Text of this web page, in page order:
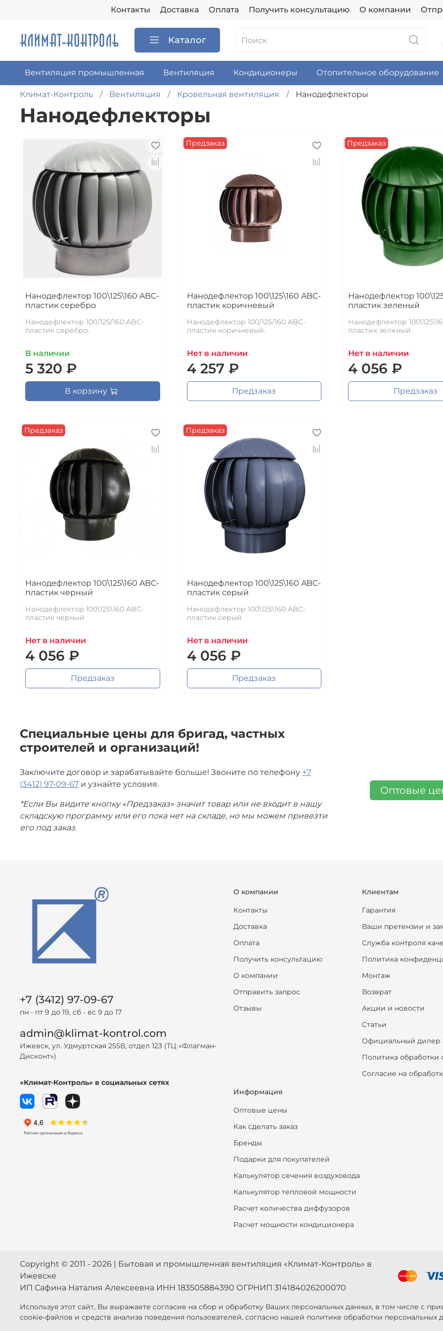
Контакты Доставка Оплата Получить консультацию О компании
Каталог
Вентиляция промышленная Вентиляция Кондиционеры Отопительное оборудование
Климат-Контроль Вентиляция Кровельная вентиляция Нанодефлекторы
Нанодефлекторы
Нанодефлектор 100\125\160 ABC-
пластик серебро
Нанодефлектор 100/125/160 ABC-
пластик серебро.
В наличии
5 320 ₽
В корзину
Предзаказ
Нанодефлектор 100\125\160 ABC-
пластик коричневый
Нанодефлектор 100/125/160 ABC-
пластик коричневый.
Нет в наличии
4 257 ₽
Предзаказ
Предзаказ
Нанодефлектор
пластик зеленый
Нанодефлектор
пластик зеленый
Нет в наличии
4 056 ₽
Предзаказ
Предзаказ
Нанодефлектор 100\125\160 ABC-
пластик черный
Нанодефлектор 100\125\160 ABC-
пластик черный
Нет в наличии
4 056 ₽
Предзаказ
Предзаказ
Нанодефлектор 100\125\160 ABC-
пластик серый
Нанодефлектор 100\125\160 ABC-
пластик серый
Нет в наличии
4 056 ₽
Предзаказ
Специальные цены для бригад, частных
строителей и организаций!
Заключите договор и зарабатывайте больше! Звоните по телефону +7
(3412) 97-09-67 и узнайте условия.
*Если Вы видите кнопку «Предзаказ» значит товар или не входит в нашу
складскую программу или его пока нет на складе, но мы можем привезти
его под заказ.
Оптовые
О компании
Контакты
Доставка
Оплата
Получить консультацию
О компании
Отправить запрос
Отзывы
Клиентам
Гарантия
Ваши претензии и
Служба контроля
Политика
Монтаж
Возврат
Акции и новости
Статьи
Официальный дилер
Политика обработки
Согласие на
Информация
Оптовые цены
Как сделать заказ
Бренды
Подарки для покупателей
Калькулятор сечения воздуховода
Калькулятор тепловой мощности
Расчет количества диффузоров
Расчет мощности кондиционера
+7 (3412) 97-09-67
пн - пт 9 до 19, сб - вс 9 до 17
admin@klimat-kontrol.com
Ижевск, ул. Удмуртская 255В, отдел 123 (ТЦ «Флагман-
Дисконт»)
«Климат-Контроль» в социальных сетях
Copyright © 2011 - 2026 | Бытовая и промышленная вентиляция «Климат-Контроль» в
Ижевске
ИП Сафина Наталия Алексеевна ИНН 183505884390 ОГРНИП 314184026200070
Используя этот сайт, Вы выражаете согласие на сбор и обработку Ваших персональных данных, в том числе с
cookie-файлов и средств анализа поведения пользователей, согласно нашей политике обработки персональных